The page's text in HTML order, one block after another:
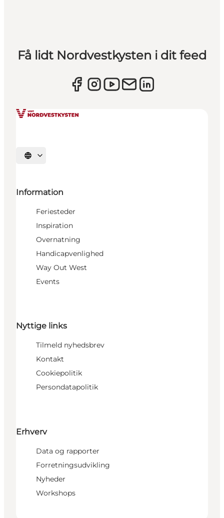
Få lidt Nordvestkysten i dit feed
Vælg sprog
Information
Feriesteder
Inspiration
Overnatning
Handicapvenlighed
Way Out West
Events
Nyttige links
Tilmeld nyhedsbrev
Kontakt
Cookiepolitik
Persondatapolitik
Erhverv
Data og rapporter
Forretningsudvikling
Nyheder
Workshops